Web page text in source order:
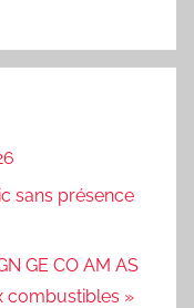
sans présence
GE CO AM AS
combustibles »